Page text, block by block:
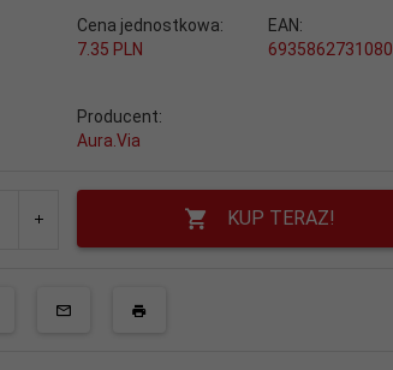
Cena jednostkowa:
7.35 PLN
EAN:
6935862731080
Producent:
Aura.Via
KUP TERAZ!